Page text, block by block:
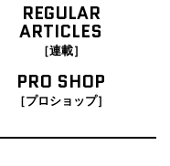
REGULAR
ARTICLES
［連載］
PRO SHOP
［プロショップ］